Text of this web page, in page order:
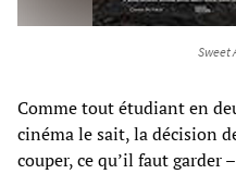
Sweet
Comme tout étudiant en
cinéma le sait, la décision
couper, ce qu’il faut garder